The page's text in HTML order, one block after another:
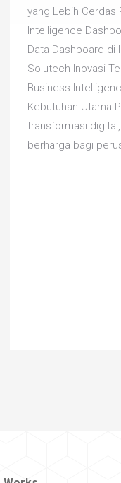
yang Lebih Cerdas
Intelligence
Data Dashboard di
Solutech Inovasi
Business
Kebutuhan Utama
transformasi
berharga bagi